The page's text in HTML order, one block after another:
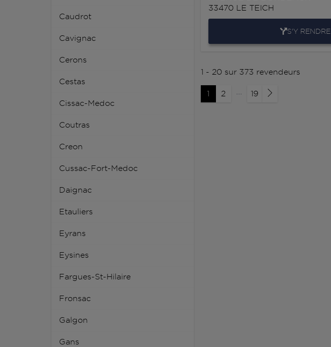
Caudrot
Cavignac
Cerons
Cestas
Cissac-Medoc
Coutras
Creon
Cussac-Fort-Medoc
Daignac
Etauliers
Eyrans
Eysines
Fargues-St-Hilaire
Fronsac
Galgon
Gans
33470 LE TEICH
S'Y RENDRE
1 - 20 sur 373 revendeurs
1 2 19